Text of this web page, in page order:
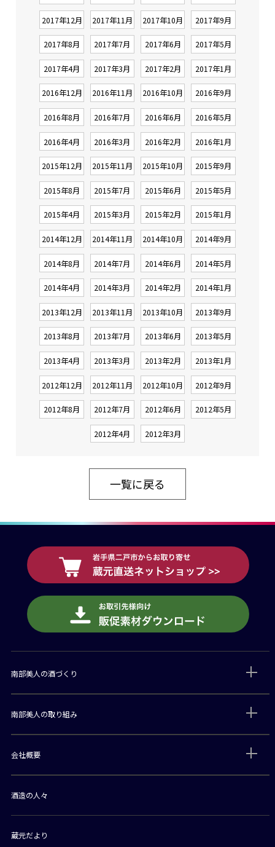
2017年12月 2017年11月 2017年10月 2017年9月
2017年8月 2017年7月 2017年6月 2017年5月
2017年4月 2017年3月 2017年2月 2017年1月
2016年12月 2016年11月 2016年10月 2016年9月
2016年8月 2016年7月 2016年6月 2016年5月
2016年4月 2016年3月 2016年2月 2016年1月
2015年12月 2015年11月 2015年10月 2015年9月
2015年8月 2015年7月 2015年6月 2015年5月
2015年4月 2015年3月 2015年2月 2015年1月
2014年12月 2014年11月 2014年10月 2014年9月
2014年8月 2014年7月 2014年6月 2014年5月
2014年4月 2014年3月 2014年2月 2014年1月
2013年12月 2013年11月 2013年10月 2013年9月
2013年8月 2013年7月 2013年6月 2013年5月
2013年4月 2013年3月 2013年2月 2013年1月
2012年12月 2012年11月 2012年10月 2012年9月
2012年8月 2012年7月 2012年6月 2012年5月
2012年4月 2012年3月
一覧に戻る
南部美人の酒づくり
南部美人の取り組み
会社概要
酒造の人々
蔵元だより